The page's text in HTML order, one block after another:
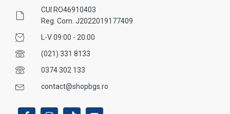
CUI RO46910403
Reg. Com. J2022019177409
L-V 09:00 - 20:00
(021) 331 8133
0374 302 133
contact@shopbgs.ro